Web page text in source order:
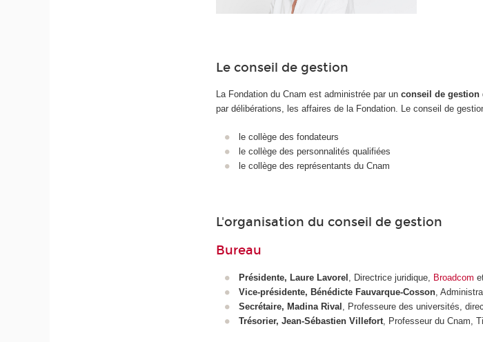
Le conseil de gestion
La Fondation du Cnam est administrée par un conseil de gestion
par délibérations, les affaires de la Fondation. Le conseil de
le collège des fondateurs
le collège des personnalités qualifiées
le collège des représentants du Cnam
L'organisation du conseil de gestion
Bureau
Présidente, Laure Lavorel , Directrice juridique, Broadcom
Vice-présidente, Bénédicte Fauvarque-Cosson,
Secrétaire, Madina Rival
, Professeure des universités,
Trésorier, Jean-Sébastien Villefort, Professeur du Cnam,